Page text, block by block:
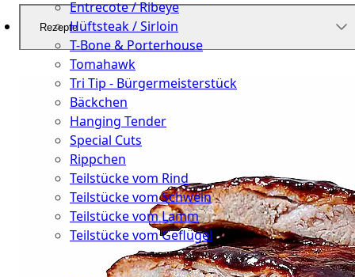
Entrecote / Ribeye
Hüftsteak / Sirloin
T-Bone & Porterhouse
Tomahawk
Tri Tip - Bürgermeisterstück
Bäckchen
Hanging Tender
Special Cuts
Rippchen
Teilstücke vom Rind
Teilstücke vom Schwein
Teilstücke vom Lamm
Teilstücke vom Geflügel
Rezepte